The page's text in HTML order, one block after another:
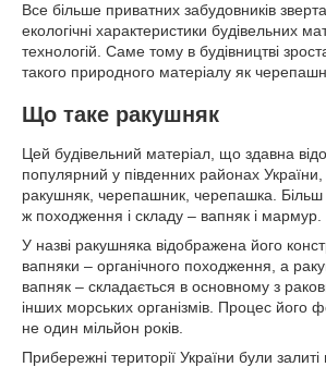
Все більше приватних забудовників
екологічні характеристики будівельних
технологій. Саме тому в будівництві
такого природного матеріалу як
Що таке ракушняк
Цей будівельний матеріал, що здавна
популярний у південних районах
ракушняк, черепашник, черепашка. Більш
ж походження і складу – вапняк і мармур.
У назві ракушняка відображена його
вапняки – органічного походження, а
вапняк – складається в основному з
інших морських організмів. Процес його
не один мільйон років.
Прибережні території України були